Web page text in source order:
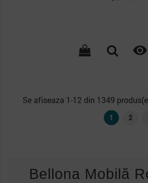

Se afiseaza 1-12 din 1349
1 2
Bellona Mobilă